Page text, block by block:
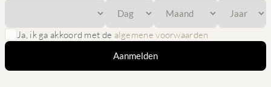
Ja, ik ga akkoord met de algemene voorwaarden
Aanmelden